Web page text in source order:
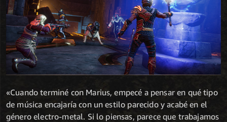
«Cuando terminé con Marius, empecé a pensar en qué tipo
de música encajaría con un estilo parecido y acabé en el
género electro-metal. Si lo piensas, parece que trabajamos